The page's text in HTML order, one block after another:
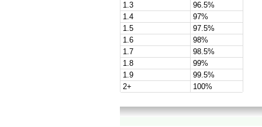
1.3
96.5%
1.4
97%
1.5
97.5%
1.6
98%
1.7
98.5%
1.8
99%
1.9
99.5%
2+
100%